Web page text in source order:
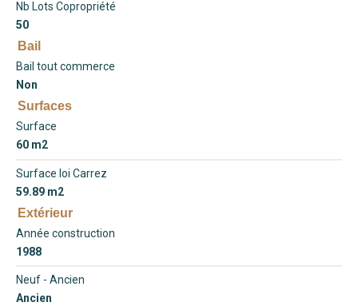
Nb Lots Copropriété
50
Bail
Bail tout commerce
Non
Surfaces
Surface
60 m2
Surface loi Carrez
59.89 m2
Extérieur
Année construction
1988
Neuf - Ancien
Ancien